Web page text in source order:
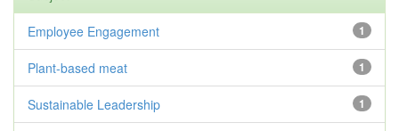
1
Employee Engagement
1
Plant-based meat
1
Sustainable Leadership